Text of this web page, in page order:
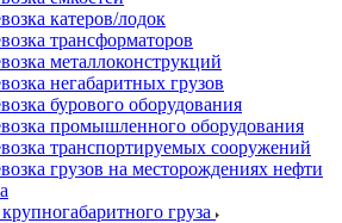
катеров/лодок
трансформаторов
металлоконструкций
негабаритных грузов
бурового оборудования
промышленного оборудования
транспортируемых сооружений
грузов на месторождениях нефти
груза